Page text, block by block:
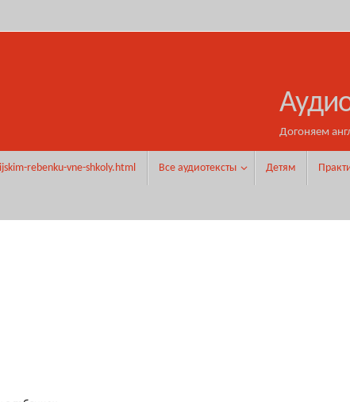
Догоняем
rebenku-vne-shkoly.html Все аудиотексты Детям